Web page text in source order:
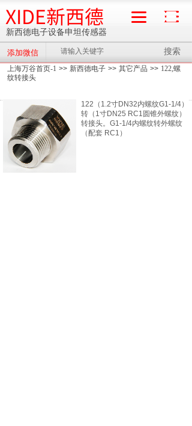
上海万谷首页-1 >> 新西德电子 >> 其它产品 >> 122,螺
纹转接头
122（1.2寸DN32内螺纹G1-1/4）
转（1寸DN25 RC1圆锥外螺纹）
转接头。G1-1/4内螺纹转外螺纹
（配套 RC1）
搜索
添加微信
新西德电子设备申坦传感器
XIDE新西德